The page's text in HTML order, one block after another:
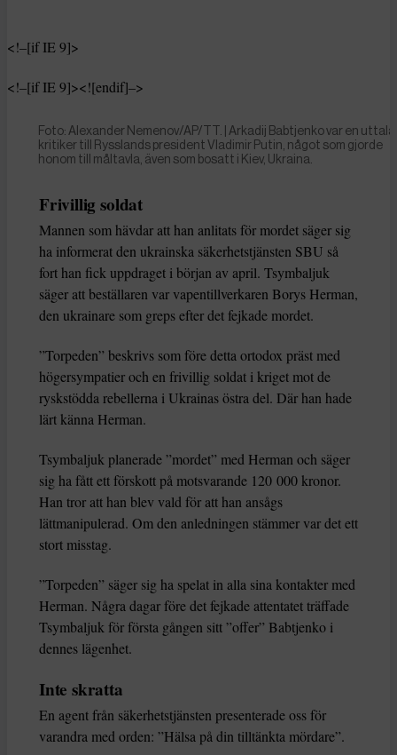
<!–[if IE 9]>
<!–[if IE 9]><![endif]–>
Foto: Alexander Nemenov/AP/TT. | Arkadij Babtjenko var en
kritiker till Rysslands president Vladimir Putin, något som gjorde
honom till måltavla, även som bosatt i Kiev, Ukraina.
Frivillig soldat
Mannen som hävdar att han anlitats för mordet säger sig
ha informerat den ukrainska säkerhetstjänsten SBU så
fort han fick uppdraget i början av april. Tsymbaljuk
säger att beställaren var vapentillverkaren Borys Herman,
den ukrainare som greps efter det fejkade mordet.
”Torpeden” beskrivs som före detta ortodox präst med
högersympatier och en frivillig soldat i kriget mot de
ryskstödda rebellerna i Ukrainas östra del. Där han hade
lärt känna Herman.
Tsymbaljuk planerade ”mordet” med Herman och säger
sig ha fått ett förskott på motsvarande 120 000 kronor.
Han tror att han blev vald för att han ansågs
lättmanipulerad. Om den anledningen stämmer var det ett
stort misstag.
”Torpeden” säger sig ha spelat in alla sina kontakter med
Herman. Några dagar före det fejkade attentatet träffade
Tsymbaljuk för första gången sitt ”offer” Babtjenko i
dennes lägenhet.
Inte skratta
En agent från säkerhetstjänsten presenterade oss för
varandra med orden: ”Hälsa på din tilltänkta mördare”.